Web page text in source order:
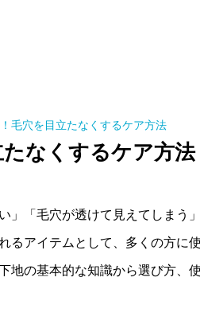
毛穴を目立たなくするケア方法
なくするケア方法
「毛穴が透けて見えてしま
アイテムとして、多くの方に
の基本的な知識から選び方